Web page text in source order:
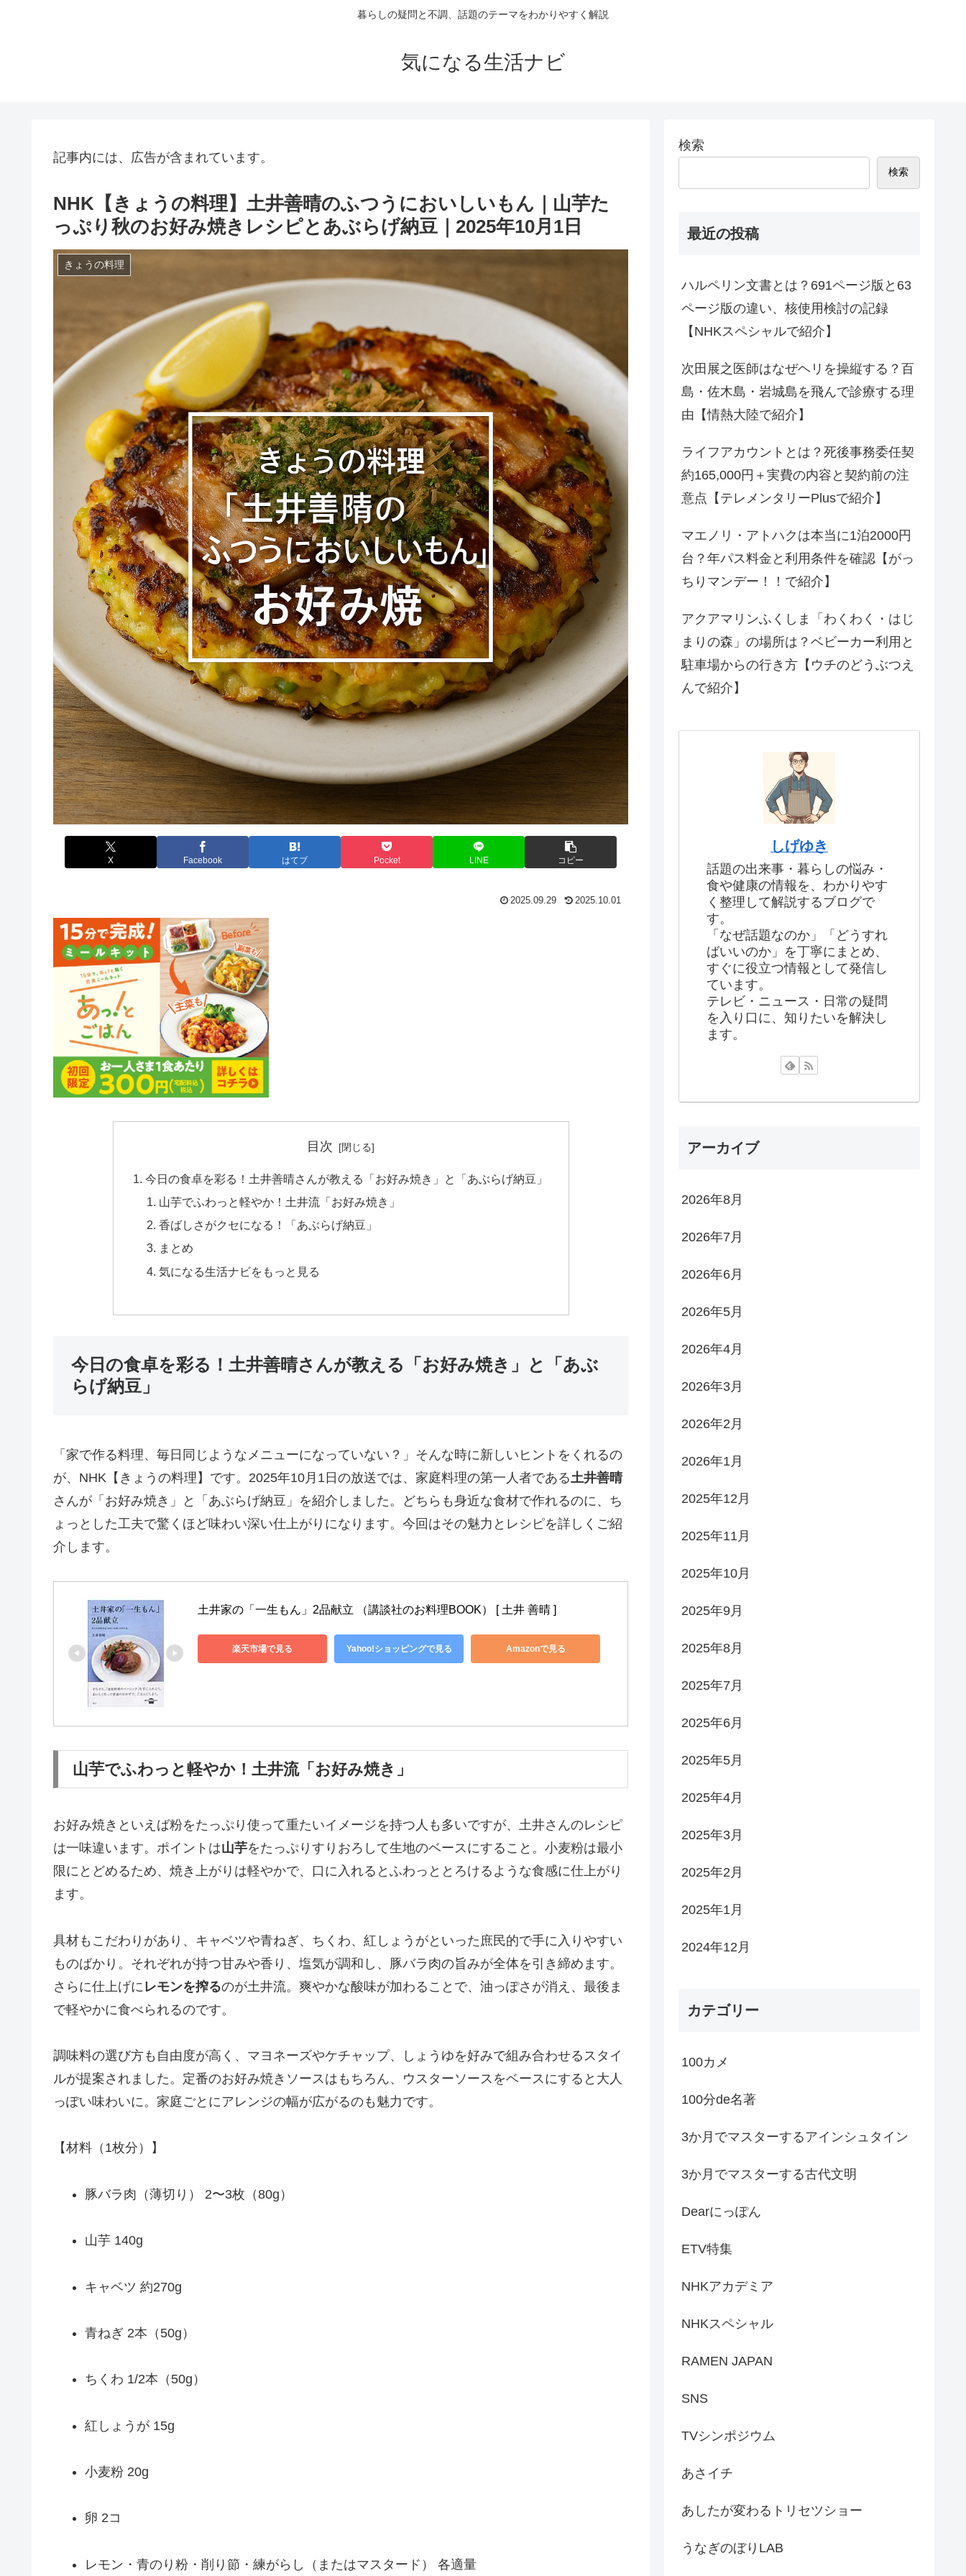
暮らしの疑問と不調、話題のテーマをわかりやすく解説
気になる生活ナビ
記事内には、広告が含まれています。
NHK【きょうの料理】土井善晴のふつうにおいしいもん｜山芋た
っぷり秋のお好み焼きレシピとあぶらげ納豆｜2025年10月1日
きょうの料理
X Facebook はてブ Pocket LINE コピー
2025.09.29 2025.10.01
目次
今日の食卓を彩る！土井善晴さんが教える「お好み焼き」と「あぶらげ納豆」
山芋でふわっと軽やか！土井流「お好み焼き」
香ばしさがクセになる！「あぶらげ納豆」
まとめ
気になる生活ナビをもっと見る
今日の食卓を彩る！土井善晴さんが教える「お好み焼き」と「あぶ
らげ納豆」
「家で作る料理、毎日同じようなメニューになっていない？」そんな時に新しいヒントをくれるの
が、NHK【きょうの料理】です。2025年10月1日の放送では、家庭料理の第一人者である 土井善晴
さんが「お好み焼き」と「あぶらげ納豆」を紹介しました。どちらも身近な食材で作れるのに、ち
ょっとした工夫で驚くほど味わい深い仕上がりになります。今回はその魅力とレシピを詳しくご紹
介します。
土井家の「一生もん」2品献立 （講談社のお料理BOOK） [ 土井 善晴 ]
楽天市場で見る Yahoo!ショッピングで見る Amazonで見る
山芋でふわっと軽やか！土井流「お好み焼き」
お好み焼きといえば粉をたっぷり使って重たいイメージを持つ人も多いですが、土井さんのレシピ
は一味違います。ポイントは山芋をたっぷりすりおろして生地のベースにすること。小麦粉は最小
限にとどめるため、焼き上がりは軽やかで、口に入れるとふわっととろけるような食感に仕上がり
ます。
具材もこだわりがあり、キャベツや青ねぎ、ちくわ、紅しょうがといった庶民的で手に入りやすい
ものばかり。それぞれが持つ甘みや香り、塩気が調和し、豚バラ肉の旨みが全体を引き締めます。
さらに仕上げに レモンを搾るのが土井流。爽やかな酸味が加わることで、油っぽさが消え、最後ま
で軽やかに食べられるのです。
調味料の選び方も自由度が高く、マヨネーズやケチャップ、しょうゆを好みで組み合わせるスタイ
ルが提案されました。定番のお好み焼きソースはもちろん、ウスターソースをベースにすると大人
っぽい味わいに。家庭ごとにアレンジの幅が広がるのも魅力です。
【材料（1枚分）】
豚バラ肉（薄切り） 2〜3枚（80g）
山芋 140g
キャベツ 約270g
青ねぎ 2本（50g）
ちくわ 1/2本（50g）
紅しょうが 15g
小麦粉 20g
卵 2コ
レモン・青のり粉・削り節・練がらし（またはマスタード） 各適量
検索
検索
最近の投稿
ハルペリン文書とは？691ページ版と63
ページ版の違い、核使用検討の記録
【NHKスペシャルで紹介】
次田展之医師はなぜヘリを操縦する？百
島・佐木島・岩城島を飛んで診療する理
由【情熱大陸で紹介】
ライフアカウントとは？死後事務委任契
約165,000円＋実費の内容と契約前の注
意点【テレメンタリーPlusで紹介】
マエノリ・アトハクは本当に1泊2000円
台？年パス料金と利用条件を確認【がっ
ちりマンデー！！で紹介】
アクアマリンふくしま「わくわく・はじ
まりの森」の場所は？ベビーカー利用と
駐車場からの行き方【ウチのどうぶつえ
んで紹介】
しげゆき
話題の出来事・暮らしの悩み・
食や健康の情報を、わかりやす
く整理して解説するブログで
す。
「なぜ話題なのか」「どうすれ
ばいいのか」を丁寧にまとめ、
すぐに役立つ情報として発信し
ています。
テレビ・ニュース・日常の疑問
を入り口に、知りたいを解決し
ます。
アーカイブ
2026年8月
2026年7月
2026年6月
2026年5月
2026年4月
2026年3月
2026年2月
2026年1月
2025年12月
2025年11月
2025年10月
2025年9月
2025年8月
2025年7月
2025年6月
2025年5月
2025年4月
2025年3月
2025年2月
2025年1月
2024年12月
カテゴリー
100カメ
100分de名著
3か月でマスターするアインシュタイン
3か月でマスターする古代文明
Dearにっぽん
ETV特集
NHKアカデミア
NHKスペシャル
RAMEN JAPAN
SNS
TVシンポジウム
あさイチ
あしたが変わるトリセツショー
うなぎのぼりLAB